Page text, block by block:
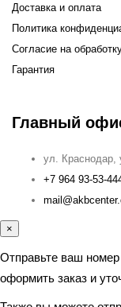
Доставка и оплата
Политика
Согласие на
Гарантия
Главный
ул. Краснодар,
+7 964 93-53-
×
Отправьте ваш
оформить заказ и